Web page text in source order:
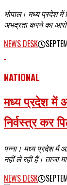
भोपाल। मध्य प्रदेश में
अभद्रता करने का
NEWS DESK
NATIONAL
मध्य प्रदेश में
निर्वस्त्र कर
पन्ना। मध्य प्रदेश में
नहीं ले रही हैं। ताजा
NEWS DESK